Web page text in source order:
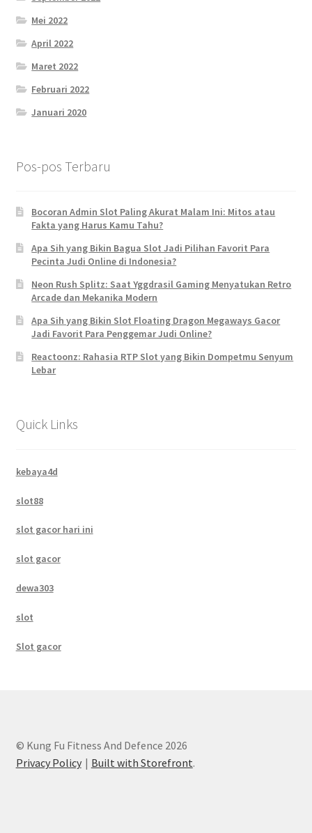
Mei 2022
April 2022
Maret 2022
Februari 2022
Januari 2020
Pos-pos Terbaru
Bocoran Admin Slot Paling Akurat Malam Ini: Mitos atau
Fakta yang Harus Kamu Tahu?
Apa Sih yang Bikin Bagua Slot Jadi Pilihan Favorit Para
Pecinta Judi Online di Indonesia?
Neon Rush Splitz: Saat Yggdrasil Gaming Menyatukan Retro
Arcade dan Mekanika Modern
Apa Sih yang Bikin Slot Floating Dragon Megaways Gacor
Jadi Favorit Para Penggemar Judi Online?
Reactoonz: Rahasia RTP Slot yang Bikin Dompetmu Senyum
Lebar
Quick Links
kebaya4d
slot88
slot gacor hari ini
slot gacor
dewa303
slot
Slot gacor
© Kung Fu Fitness And Defence 2026
Privacy Policy
Built with Storefront.